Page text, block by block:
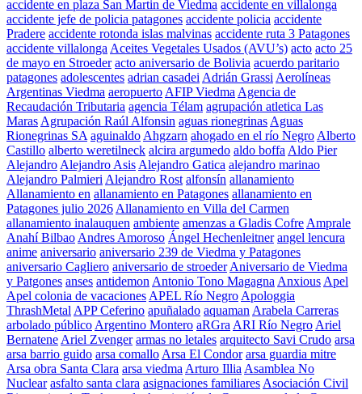
accidente en plaza San Martin de Viedma accidente en villalonga
accidente jefe de policia patagones accidente policia accidente
Pradere accidente rotonda islas malvinas accidente ruta 3 Patagones
accidente villalonga Aceites Vegetales Usados (AVU’s) acto acto 25
de mayo en Stroeder acto aniversario de Bolivia acuerdo paritario
patagones adolescentes adrian casadei Adrián Grassi Aerolíneas
Argentinas Viedma aeropuerto AFIP Viedma Agencia de
Recaudación Tributaria agencia Télam agrupación atletica Las
Maras Agrupación Raúl Alfonsin aguas rionegrinas Aguas
Rionegrinas SA aguinaldo Ahgzarn ahogado en el río Negro Alberto
Castillo alberto weretilneck alcira argumedo aldo boffa Aldo Pier
Alejandro Alejandro Asis Alejandro Gatica alejandro marinao
Alejandro Palmieri Alejandro Rost alfonsín allanamiento
Allanamiento en allanamiento en Patagones allanamiento en
Patagones julio 2026 Allanamiento en Villa del Carmen
allanamiento inalauquen ambiente amenzas a Gladis Cofre Amprale
Anahí Bilbao Andres Amoroso Ángel Hechenleitner angel lencura
anime aniversario aniversario 239 de Viedma y Patagones
aniversario Cagliero aniversario de stroeder Aniversario de Viedma
y Patgones anses antidemon Antonio Tono Magagna Anxious Apel
Apel colonia de vacaciones APEL Río Negro Apologgia
ThrashMetal APP Ceferino apuñalado aquaman Arabela Carreras
arbolado público Argentino Montero aRGra ARI Río Negro Ariel
Bernatene Ariel Zvenger armas no letales arquitecto Savi Crudo arsa
arsa barrio guido arsa comallo Arsa El Condor arsa guardia mitre
Arsa obra Santa Clara arsa viedma Arturo Illia Asamblea No
Nuclear asfalto santa clara asignaciones familiares Asociación Civil